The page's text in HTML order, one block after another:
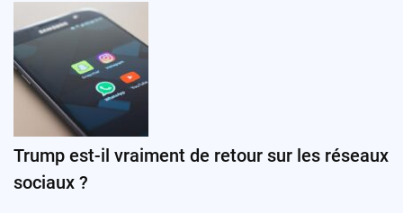
Trump est-il vraiment de retour sur les réseaux
sociaux ?